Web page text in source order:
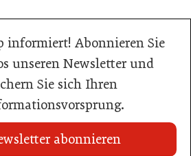
informiert! Abonnieren Sie
unseren Newsletter und
Sie sich Ihren
abonnieren